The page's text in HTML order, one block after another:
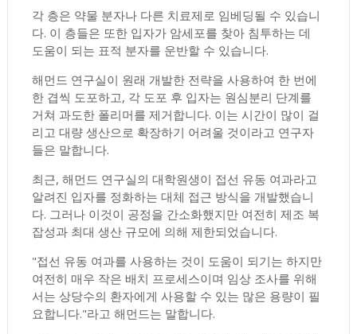
각 층은 약물 분자나 다른 치료제로 임베딩될 수 있습니
다. 이 층들은 또한 입자가 암세포를 찾아 침투하는 데
도움이 되는 표적 분자를 운반할 수 있습니다.
해먼드 연구실이 원래 개발한 전략을 사용하여 한 번에
한 겹씩 도포하고, 각 도포 후 입자는 원심분리 단계를
거쳐 과도한 폴리머를 제거합니다. 이는 시간이 많이 걸
리고 대량 생산으로 확장하기 어려울 것이라고 연구자
들은 말합니다.
최근, 해먼드 연구실의 대학원생이 접선 유동 여과라고
알려진 입자를 정화하는 대체 접근 방식을 개발했습니
다. 그러나 이것이 공정을 간소화했지만 여전히 제조 복
잡성과 최대 생산 규모에 의해 제한되었습니다.
"접선 유동 여과를 사용하는 것이 도움이 되기는 하지만
여전히 매우 작은 배치 프로세스이며 임상 조사를 위해
서는 상당수의 환자에게 사용할 수 있는 많은 용량이 필
요합니다."라고 해먼드는 말합니다.